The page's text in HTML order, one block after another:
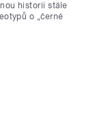
historii stále
o „černé